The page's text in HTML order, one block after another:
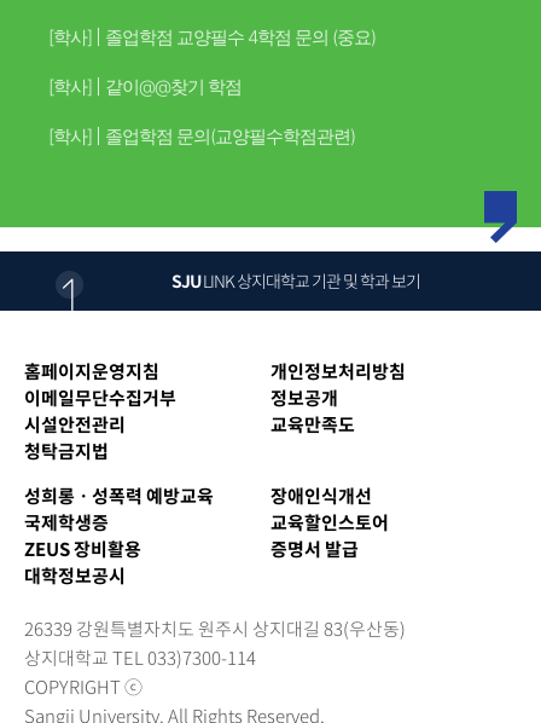
[학사] 졸업학점 교양필수 4학점 문의 (중요)
[학사] 같이@@찾기 학점
[학사] 졸업학점 문의(교양필수학점관련)
SJULINK상지대학교 기관 및 학과 보기
홈페이지운영지침
개인정보처리방침
이메일무단수집거부
정보공개
시설안전관리
교육만족도
청탁금지법
성희롱ㆍ성폭력 예방교육
장애인식개선
국제학생증
교육할인스토어
ZEUS 장비활용
증명서 발급
대학정보공시
26339 강원특별자치도 원주시 상지대길 83(우산동)
상지대학교 TEL 033)7300-114
COPYRIGHT ⓒ
Sangji University. All Rights Reserved.